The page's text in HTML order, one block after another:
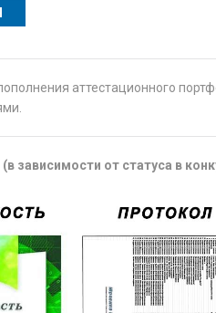
аттестационного
зависимости от статуса в